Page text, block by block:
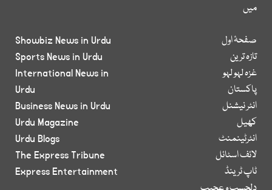
میں
صفحۂ اول
تازہ ترین
غزہ لہو لہو
پاکستان
انٹر نیشنل
کھیل
انٹرٹینمنٹ
لائف اسٹائل
ٹاپ ٹرینڈ
Showbiz News in Urdu
Sports News in Urdu
International News in
Urdu
Business News in Urdu
Urdu Magazine
Urdu Blogs
The Express Tribune
Express Entertainment